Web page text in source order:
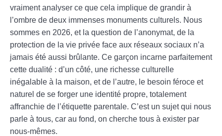
vraiment analyser ce que cela implique de grandir à
l’ombre de deux immenses monuments culturels. Nous
sommes en 2026, et la question de l’anonymat, de la
protection de la vie privée face aux réseaux sociaux n’a
jamais été aussi brûlante. Ce garçon incarne parfaitement
cette dualité : d’un côté, une richesse culturelle
inégalable à la maison, et de l’autre, le besoin féroce et
naturel de se forger une identité propre, totalement
affranchie de l’étiquette parentale. C’est un sujet qui nous
parle à tous, car au fond, on cherche tous à exister par
nous-mêmes.